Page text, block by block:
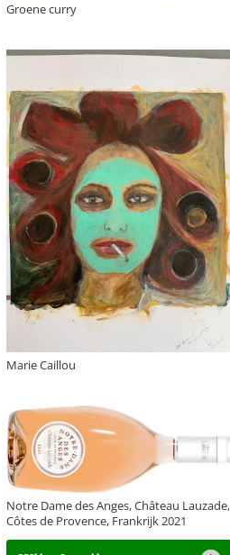
Groene curry
Marie Caillou
Notre Dame des Anges, Château Lauzade,
Côtes de Provence, Frankrijk 2021